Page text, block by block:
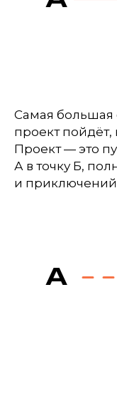
Самая большая
проект пойдёт,
Проект — это
А в точку Б,
и
А